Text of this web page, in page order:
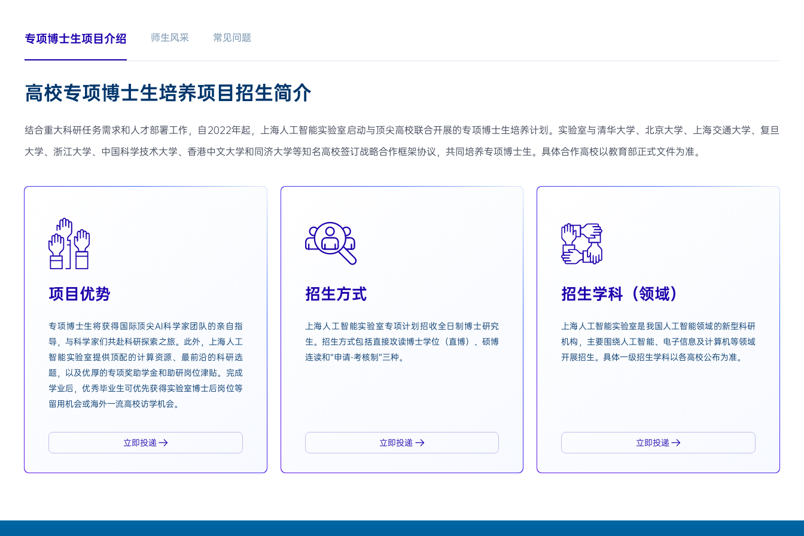
专项博士生项目介绍 师生风采 常见问题
高校专项博士生培养项目招生简介
结合重大科研任务需求和人才部署工作，自2022年起，上海人工智能实验室启动与顶尖高校联合开展的专项博士生培养计划。实验室与清华大学、北京大学、上海交通大学、复旦
大学、浙江大学、中国科学技术大学、香港中文大学和同济大学等知名高校签订战略合作框架协议，共同培养专项博士生。具体合作高校以教育部正式文件为准。
项目优势
专项博士生将获得国际顶尖AI科学家团队的亲自指
导，与科学家们共赴科研探索之旅。此外，上海人工
智能实验室提供顶配的计算资源、最前沿的科研选
题，以及优厚的专项奖助学金和助研岗位津贴。完成
学业后，优秀毕业生可优先获得实验室博士后岗位等
留用机会或海外一流高校访学机会。
立即投递
招生方式
上海人工智能实验室专项计划招收全日制博士研究
生。招生方式包括直接攻读博士学位（直博）、硕博
连读和“申请-考核制”三种。
立即投递
招生学科（领域）
上海人工智能实验室是我国人工智能领域的新型科研
机构，主要围绕人工智能、电子信息及计算机等领域
开展招生。具体一级招生学科以各高校公布为准。
立即投递